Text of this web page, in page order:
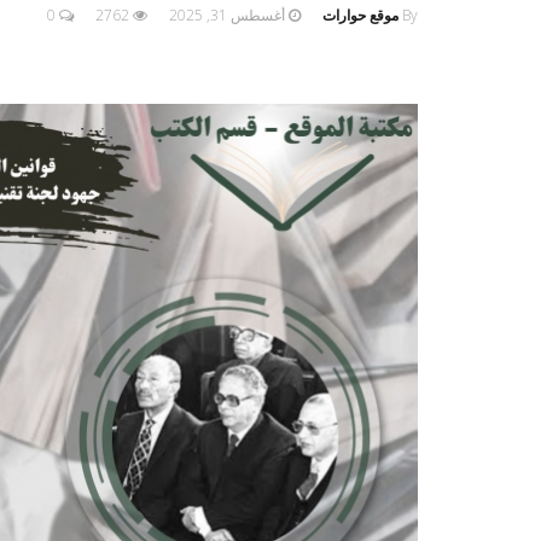
By موقع حوارات أغسطس 31, 2025 0